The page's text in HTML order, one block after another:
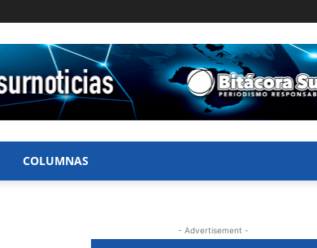
COLUMNAS
- Advertisement -